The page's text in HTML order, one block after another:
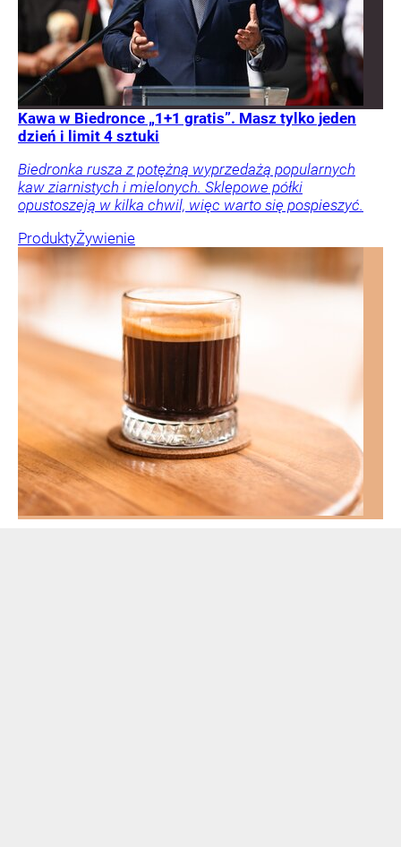
Kawa w Biedronce „1+1 gratis”. Masz tylko jeden
dzień i limit 4 sztuki
Biedronka rusza z potężną wyprzedażą popularnych
kaw ziarnistych i mielonych. Sklepowe półki
opustoszeją w kilka chwil, więc warto się pospieszyć.
ProduktyŻywienie